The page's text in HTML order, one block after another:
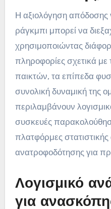
Η αξιολόγηση απόδοσης
ράγκμπι μπορεί να
χρησιμοποιώντας
πληροφορίες σχετικά
παικτών, τα επίπεδα
συνολική δυναμική της
περιλαμβάνουν
συσκευές
πλατφόρμες
ανατροφοδότησης για
Λογισμικό
για